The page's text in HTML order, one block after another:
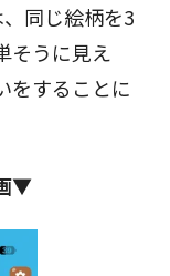
同じ絵柄を3
そうに見え
をすることに
▼